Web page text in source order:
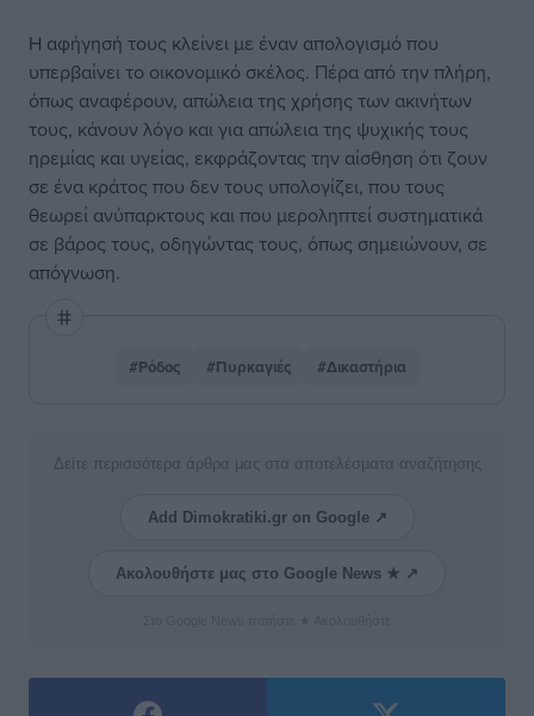
Η αφήγησή τους κλείνει με έναν απολογισμό που
υπερβαίνει το οικονομικό σκέλος. Πέρα από την πλήρη,
όπως αναφέρουν, απώλεια της χρήσης των ακινήτων
τους, κάνουν λόγο και για απώλεια της ψυχικής τους
ηρεμίας και υγείας, εκφράζοντας την αίσθηση ότι ζουν
σε ένα κράτος που δεν τους υπολογίζει, που τους
θεωρεί ανύπαρκτους και που μεροληπτεί συστηματικά
σε βάρος τους, οδηγώντας τους, όπως σημειώνουν, σε
απόγνωση.
#Ρόδος #Πυρκαγιές #Δικαστήρια
Δείτε περισσότερα άρθρα μας στα αποτελέσματα αναζήτησης
Add Dimokratiki.gr on Google ↗
Ακολουθήστε μας στο Google News ★ ↗